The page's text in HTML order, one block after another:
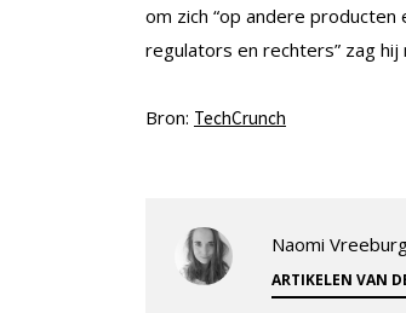
om zich “op andere
regulators en rechters” zag
Bron: TechCrunch
Naomi
ARTIKELEN VAN